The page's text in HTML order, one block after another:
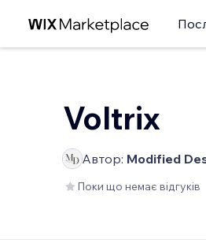
Voltrix
Автор: Modified
Поки що немає відгуків